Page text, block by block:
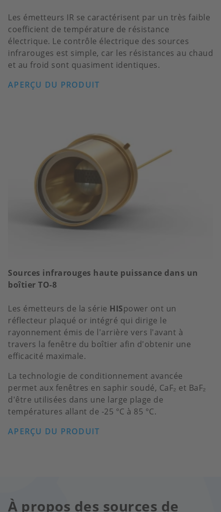
Les émetteurs IR se caractérisent par un très faible
coefficient de température de résistance
électrique. Le contrôle électrique des sources
infrarouges est simple, car les résistances au chaud
et au froid sont quasiment identiques.
APERÇU DU PRODUIT
Sources infrarouges haute puissance dans un
boîtier TO-8
Les émetteurs de la série HISpower ont un
réflecteur plaqué or intégré qui dirige le
rayonnement émis de l'arrière vers l'avant à
travers la fenêtre du boîtier afin d'obtenir une
efficacité maximale.
La technologie de conditionnement avancée
permet aux fenêtres en saphir soudé, CaF₂ et BaF₂
d'être utilisées dans une large plage de
températures allant de -25 °C à 85 °C.
APERÇU DU PRODUIT
À propos des sources de